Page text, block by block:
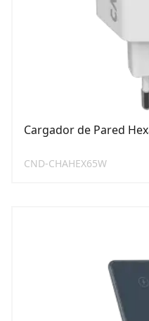
Cargador de Pared
CND-CHAHEX65W